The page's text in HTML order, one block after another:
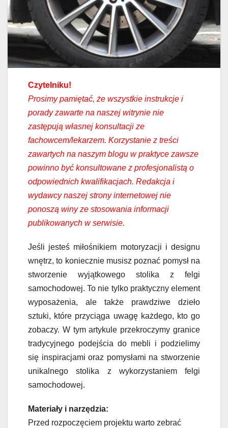
Czytelniku!
Prosimy pamiętać, że wszystkie instrukcje i
porady zawarte na naszej witrynie nie
zastępują własnej konsultacji ze
fachowcem/lekarzem. Korzystanie z treści
zawartych na naszym blogu w praktyce zawsze
powinno być konsultowane z profesjonalistą o
odpowiednich kwalifikacjach. Redakcja i
wydawcy naszej strony internetowej nie
ponoszą winy ze stosowania informacji
publikowanych w serwisie.
Jeśli jesteś miłośnikiem motoryzacji i designu
wnętrz, to koniecznie musisz poznać pomysł na
stworzenie wyjątkowego stolika z felgi
samochodowej. To nie tylko praktyczny element
wyposażenia, ale także prawdziwe dzieło
sztuki, które przyciąga uwagę każdego, kto go
zobaczy. W tym artykule przekroczymy granice
tradycyjnego podejścia do mebli i podzielimy
się inspiracjami oraz pomysłami na stworzenie
unikalnego stolika z wykorzystaniem felgi
samochodowej.
Materiały i narzędzia:
Przed rozpoczęciem projektu warto zebrać